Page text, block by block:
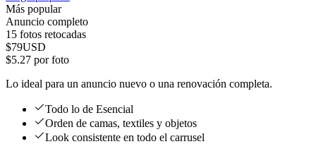
Más popular
Anuncio completo
15 fotos retocadas
$79USD
$5.27 por foto
Lo ideal para un anuncio nuevo o una renovación completa.
Todo lo de Esencial
Orden de camas, textiles y objetos
Look consistente en todo el carrusel